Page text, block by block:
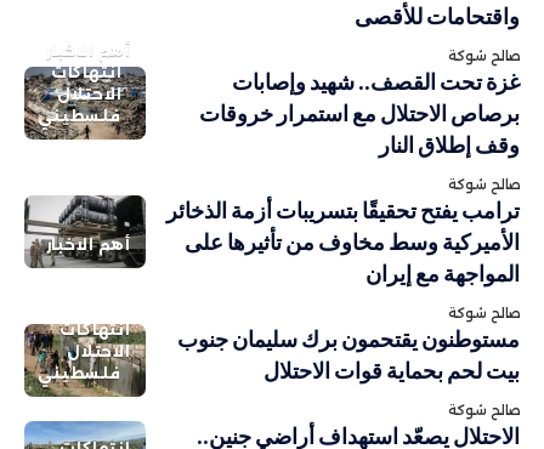
واقتحامات للأقصى
صالح شوكة
أهم الاخبار
انتهاكات
الاحتلال
فلسطيني
غزة تحت القصف.. شهيد وإصابات
برصاص الاحتلال مع استمرار خروقات
وقف إطلاق النار
صالح شوكة
أهم الاخبار
ترامب يفتح تحقيقًا بتسريبات أزمة الذخائر
الأميركية وسط مخاوف من تأثيرها على
المواجهة مع إيران
صالح شوكة
انتهاكات
الاحتلال
فلسطيني
مستوطنون يقتحمون برك سليمان جنوب
بيت لحم بحماية قوات الاحتلال
صالح شوكة
الاحتلال يصعّد استهداف أراضي جنين..